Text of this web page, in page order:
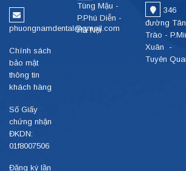
phuongnamdental@gmail.com
Chính sách
bảo mật
thông tin
khách hàng
Số Giấy
chứng nhận
ĐKDN:
01f8007506
Đăng ký lần
Tùng Mậu -
P.Phú Diễn -
Hà Nội
346
đường Tân
Trào -
Xuân -
Tuyên